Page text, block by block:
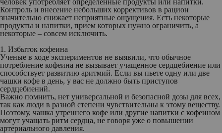
человек употребляет определенные продукты или напитки.
Контроль и внесение небольших коррективов в рацион
значительно снижает неприятные ощущения. Есть некоторые
продукты и напитки, прием которых нужно ограничить, а
некоторые – совсем исключить.
1. Избыток кофеина
Ученые в ходе экспериментов не выявили, что обычное
потребление кофеина не вызывает учащенное сердцебиение или
способствует развитию аритмий. Если вы пьете одну или две
чашки кофе в день, у вас не должно быть приступов
сердцебиений.
Важно помнить, нет универсальной и безопасной дозы для всех,
так как люди в разной степени чувствительны к этому веществу.
Поэтому, чашка утреннего кофе или другие напитки с кофеином
могут учащать ритм сердца, не говоря уже о повышении
артериального давления.